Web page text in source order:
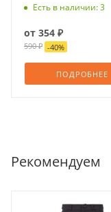
Есть в наличии: 3
от 354 ₽
590 ₽ -40%
ПОДРОБНЕЕ
Рекомендуем